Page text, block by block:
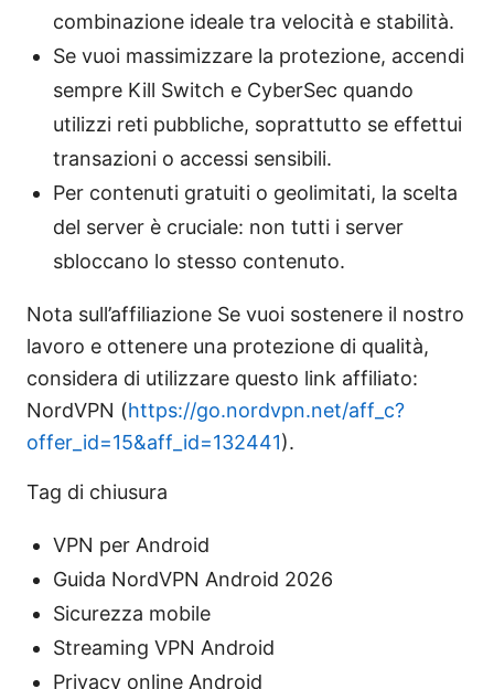
combinazione ideale tra velocità e stabilità.
Se vuoi massimizzare la protezione, accendi
sempre Kill Switch e CyberSec quando
utilizzi reti pubbliche, soprattutto se effettui
transazioni o accessi sensibili.
Per contenuti gratuiti o geolimitati, la scelta
del server è cruciale: non tutti i server
sbloccano lo stesso contenuto.
Nota sull’affiliazione Se vuoi sostenere il nostro
lavoro e ottenere una protezione di qualità,
considera di utilizzare questo link affiliato:
NordVPN (https://go.nordvpn.net/aff_c?
offer_id=15&aff_id=132441).
Tag di chiusura
VPN per Android
Guida NordVPN Android 2026
Sicurezza mobile
Streaming VPN Android
Privacy online Android